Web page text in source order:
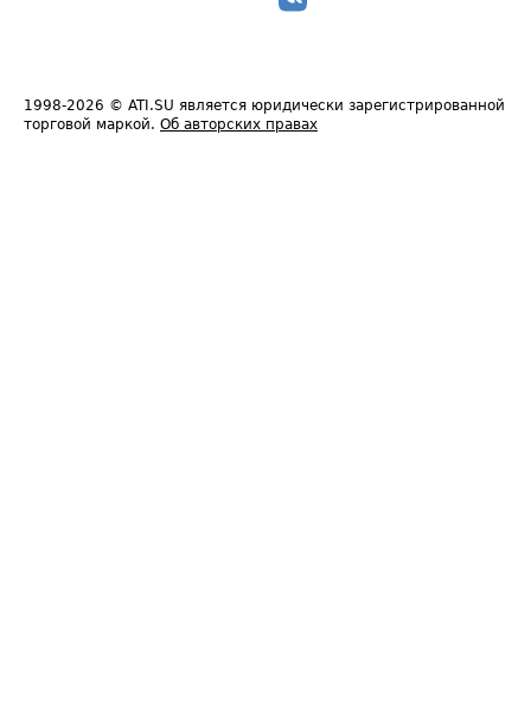
1998-2026 © ATI.SU является юридически зарегистрированной
торговой маркой. Об авторских правах